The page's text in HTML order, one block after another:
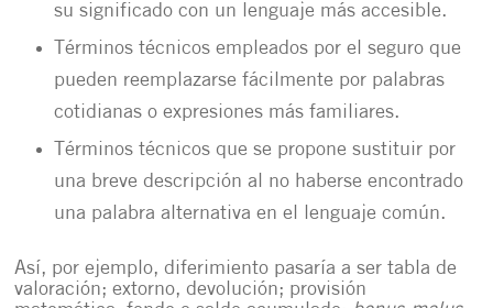
su significado con un lenguaje más accesible.
Términos técnicos empleados por el seguro que
pueden reemplazarse fácilmente por palabras
cotidianas o expresiones más familiares.
Términos técnicos que se propone sustituir por
una breve descripción al no haberse encontrado
una palabra alternativa en el lenguaje común.
Así, por ejemplo, diferimiento pasaría a ser tabla de
valoración; extorno, devolución; provisión